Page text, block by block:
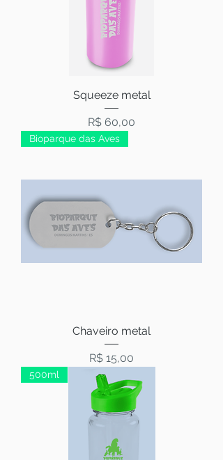
Squeeze metal
Preço
R$ 60,00
Bioparque das Aves
Chaveiro metal
Preço
R$ 15,00
500ml